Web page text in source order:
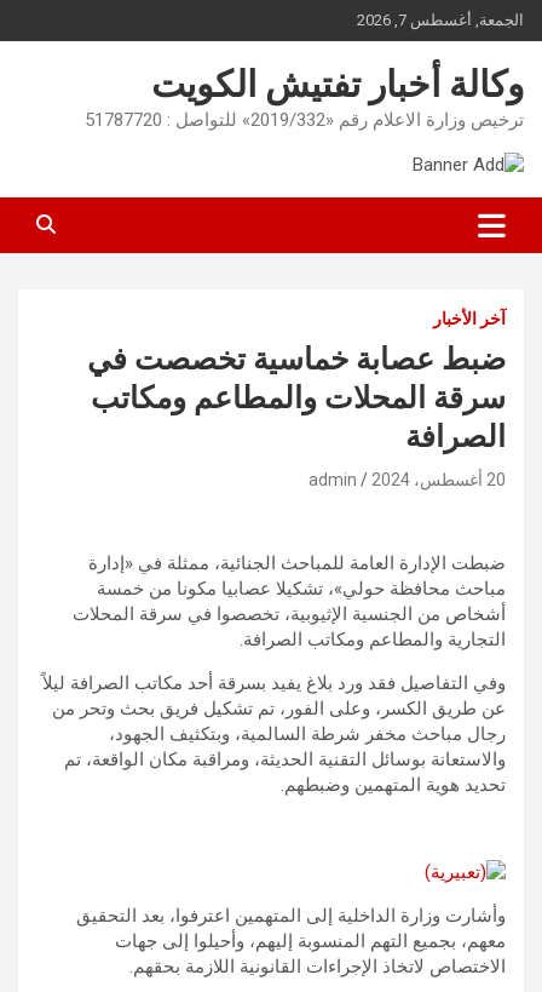
Skip
to
content
الجمعة, أغسطس 7, 2026
وكالة أخبار تفتيش الكويت
ترخيص وزارة الاعلام رقم «2019/332» للتواصل : 51787720
آخر الأخبار
ضبط عصابة خماسية تخصصت في
سرقة المحلات والمطاعم ومكاتب
الصرافة
20 أغسطس، 2024 admin
ضبطت الإدارة العامة للمباحث الجنائية، ممثلة في «إدارة
مباحث محافظة حولي»، تشكيلا عصابيا مكونا من خمسة
أشخاص من الجنسية الإثيوبية، تخصصوا في سرقة المحلات
التجارية والمطاعم ومكاتب الصرافة.
وفي التفاصيل فقد ورد بلاغ يفيد بسرقة أحد مكاتب الصرافة ليلاً
عن طريق الكسر، وعلى الفور، تم تشكيل فريق بحث وتحر من
رجال مباحث مخفر شرطة السالمية، وبتكثيف الجهود،
والاستعانة بوسائل التقنية الحديثة، ومراقبة مكان الواقعة، تم
تحديد هوية المتهمين وضبطهم.
وأشارت وزارة الداخلية إلى المتهمين اعترفوا، بعد التحقيق
معهم، بجميع التهم المنسوبة إليهم، وأحيلوا إلى جهات
الاختصاص لاتخاذ الإجراءات القانونية اللازمة بحقهم.